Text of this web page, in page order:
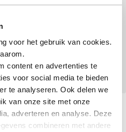
voor het gebruik van cookies.
content en advertenties te
voor social media te bieden
te analyseren. Ook delen we
van onze site met onze
adverteren en analyse. Deze
combineren met andere
RunWay 4502 Out of the
Blue
Vanaf
€ 129,90 Normale prijs
€ 189,90